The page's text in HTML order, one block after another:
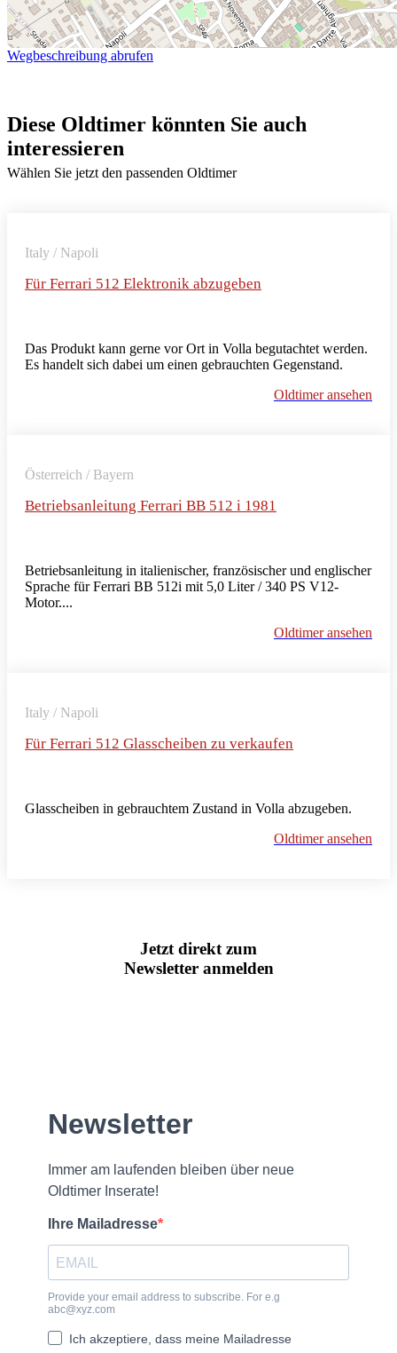
Wegbeschreibung abrufen
Diese Oldtimer könnten Sie auch
interessieren
Wählen Sie jetzt den passenden Oldtimer
Italy / Napoli
Für Ferrari 512 Elektronik abzugeben
Das Produkt kann gerne vor Ort in Volla begutachtet werden.
Es handelt sich dabei um einen gebrauchten Gegenstand.
Oldtimer ansehen
Österreich / Bayern
Betriebsanleitung Ferrari BB 512 i 1981
Betriebsanleitung in italienischer, französischer und englischer
Sprache für Ferrari BB 512i mit 5,0 Liter / 340 PS V12-
Motor....
Oldtimer ansehen
Italy / Napoli
Für Ferrari 512 Glasscheiben zu verkaufen
Glasscheiben in gebrauchtem Zustand in Volla abzugeben.
Oldtimer ansehen
Jetzt direkt zum
Newsletter anmelden